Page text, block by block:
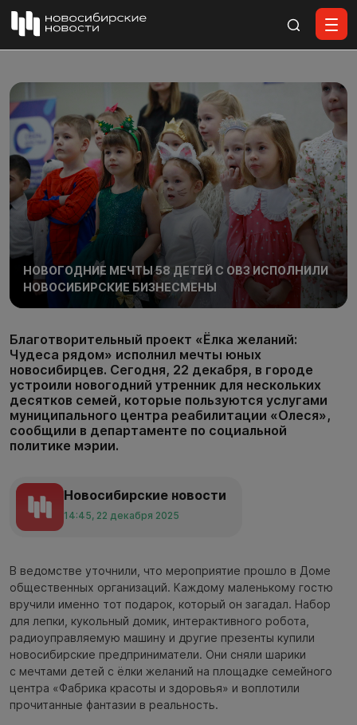
НОВОГОДНИЕ МЕЧТЫ 58 ДЕТЕЙ С ОВЗ ИСПОЛНИЛИ
НОВОСИБИРСКИЕ БИЗНЕСМЕНЫ
Благотворительный проект «Ёлка желаний:
Чудеса рядом» исполнил мечты юных
новосибирцев. Сегодня, 22 декабря, в городе
устроили новогодний утренник для нескольких
десятков семей, которые пользуются услугами
муниципального центра реабилитации «Олеся»,
сообщили в департаменте по социальной
политике мэрии.
Новосибирские новости
14:45, 22 декабря 2025
В ведомстве уточнили, что мероприятие прошло в Доме
общественных организаций. Каждому маленькому гостю
вручили именно тот подарок, который он загадал. Набор
для лепки, кукольный домик, интерактивного робота,
радиоуправляемую машину и другие презенты купили
новосибирские предприниматели. Они сняли шарики
с мечтами детей с ёлки желаний на площадке семейного
центра «Фабрика красоты и здоровья» и воплотили
прочитанные фантазии в реальность.